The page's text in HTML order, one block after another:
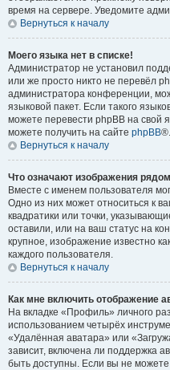
время на сервере. Уведомите
Вернуться к началу
Моего языка нет в списке!
Администратор не установил
или же просто никто не перевёл
администратора конференции,
языковой пакет. Если такого
можете перевести phpBB на
можете получить на сайте phpBB®.
Вернуться к началу
Что означают изображения
Вместе с именем пользователя
Одно из них может относиться к
квадратики или точки,
оставили, или на ваш статус на
крупное, изображение известно
каждого пользователя.
Вернуться к началу
Как мне включить отображение
На вкладке «Профиль» личного
использованием четырёх
«Удалённая аватара» или
зависит, включена ли поддержка
быть доступны. Если вы не